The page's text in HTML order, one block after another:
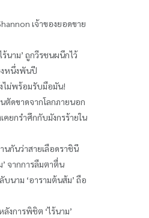
เจ้าของยอดขาย
นาม’ ถูกวีรชนผนึกไว้
หนึ่งพันปี
ไม่พร้อมรับมือมัน!
ดขาดจากโลกภายนอก
คยกรำศึกกับมังกรร้ายใน
กันว่าสายเลือดราชินี
’ จากการลืมตาตื่น
นาม ‘อารามต้นส้ม’ ถือ
งการพิชิต ‘ไร้นาม’